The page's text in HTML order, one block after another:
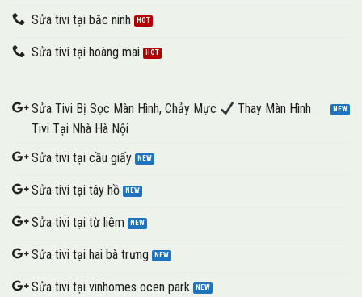
Sửa tivi tại bắc ninh
Sửa tivi tại hoàng mai
Sửa Tivi Bị Sọc Màn Hình, Chảy Mực
Thay Màn Hình
Tivi Tại Nhà Hà Nội
Sửa tivi tại cầu giấy
Sửa tivi tại tây hồ
Sửa tivi tại từ liêm
Sửa tivi tại hai bà trưng
Sửa tivi tại vinhomes ocen park